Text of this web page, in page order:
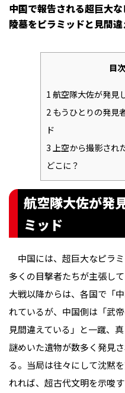
中国で報告される超巨大
陵墓をピラミッドと見間
目次
1航空隊大佐が発見
2もうひとりの発見
ド
3 上空から撮影され
どこに？
航空隊大佐が発
ミッド
中国には、超巨大なピラミ
多くの目撃者たちが主張し
大戦以降からは、各国で「
れているが、中国側は「武
見間違えている」と一蹴、
謎めいた遺物が数多く発見
る。当局は往々にして沈黙
れれば、超古代文明を示唆